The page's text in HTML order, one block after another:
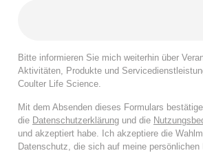
Bitte informieren Sie mich weiterhin über
Aktivitäten, Produkte und
Coulter Life Science.
Mit dem Absenden dieses Formulars
die Datenschutzerklärung und die
und akzeptiert habe. Ich akzeptiere die
Datenschutz, die sich auf meine persönlichen